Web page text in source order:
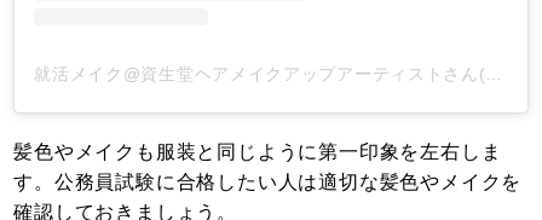
髪色やメイクも服装と同じように第一印象を左右しま
す。公務員試験に合格したい人は適切な髪色やメイクを
確認しておきましょう。